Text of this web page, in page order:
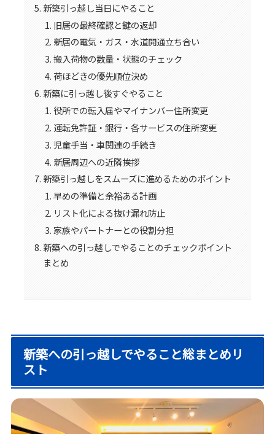
新築引っ越し当日にやること
旧居の最終確認と鍵の返却
新居の電気・ガス・水道開通立ち合い
搬入荷物の数量・状態のチェック
荷ほどきの優先順位決め
新築に引っ越し後すぐやること
役所での転入届やマイナンバー住所変更
運転免許証・銀行・各サービスの住所変更
児童手当・車関連の手続き
新居周辺への近隣挨拶
新築引っ越しをスムーズに進めるためのポイント
早めの準備と余裕ある計画
リスト化による抜け漏れ防止
家族やパートナーとの役割分担
新築への引っ越しでやることのチェックポイント
まとめ
新築への引っ越しでやること総まとめリ
スト